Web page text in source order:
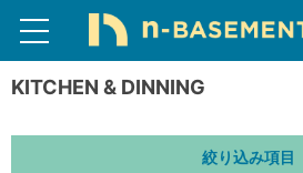
KITCHEN & DINNING
絞り込み項目